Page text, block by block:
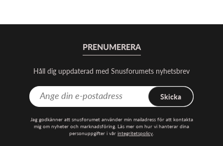
PRENUMERERA
Håll dig uppdaterad med Snusforumets nyhetsbrev
Skicka
Jag godkänner att snusforumet använder min mailadress för att kontakta
mig om nyheter och marknadsföring. Läs mer om hur vi hanterar dina
personuppgifter i vår integritetspolicy.